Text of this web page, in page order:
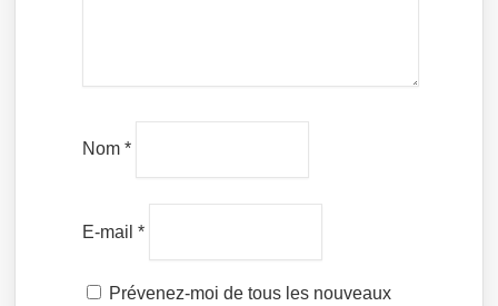
Nom*
E-mail*
Prévenez-moi de tous les nouveaux